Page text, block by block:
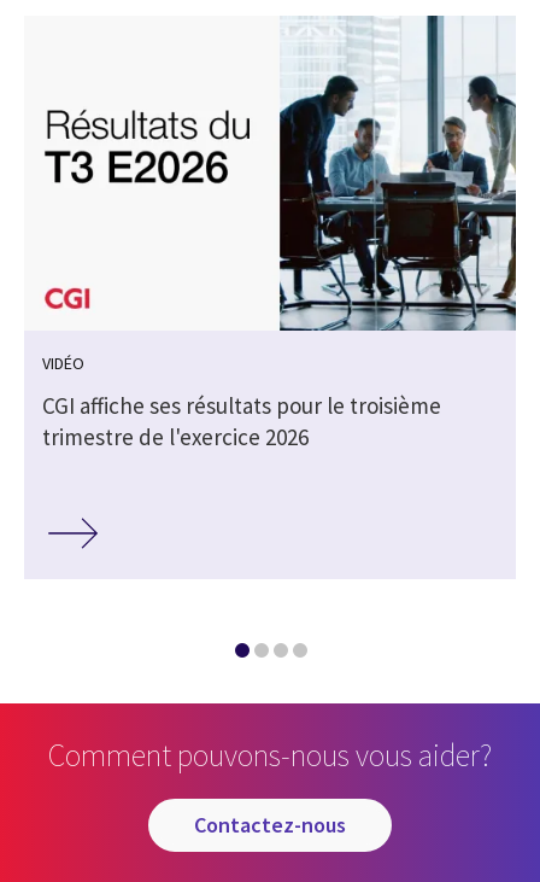
VIDÉO
CGI affiche ses résultats pour le troisième
trimestre de l'exercice 2026
Comment pouvons-nous vous aider?
contactez-nous